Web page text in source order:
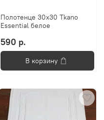
Полотенце 30х30 Tkano
Essential белое
590 р.
В корзину